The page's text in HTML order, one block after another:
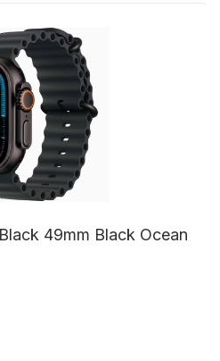
49mm Black Ocean